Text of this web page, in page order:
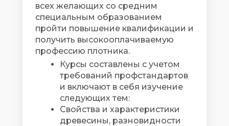
всех желающих со средним
специальным образованием
пройти повышение квалификации и
получить высокооплачиваемую
профессию плотника.
Курсы составлены с учетом
требований профстандартов
и включают в себя изучение
следующих тем:
Свойства и характеристики
древесины, разновидности